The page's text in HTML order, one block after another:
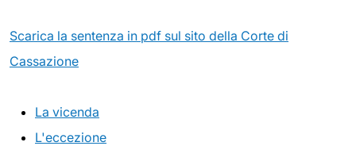
Scarica la sentenza in pdf sul sito della Corte di
Cassazione
La vicenda
L'eccezione